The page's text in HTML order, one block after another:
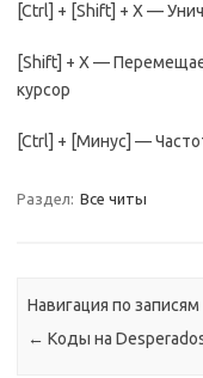
[Ctrl] + [Shift] + X —
[Shift] + X —
курсор
[Ctrl] + [Минус] —
Раздел: Все читы
Навигация по записям
← Коды на